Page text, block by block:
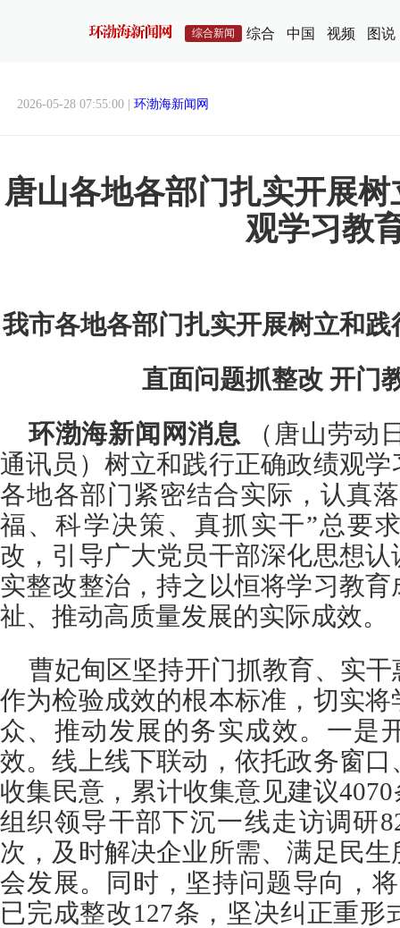
综合新闻 综合 中国 视频 图说
2026-05-28 07:55:00 | 环渤海新闻网
唐山各地各部门扎实开展
观学习教
我市各地各部门扎实开展树立和
直面问题抓整改 开门
环渤海新闻网消息 （唐山劳动
通讯员）树立和践行正确政绩观
各地各部门紧密结合实际，认真
福、科学决策、真抓实干”总要
改，引导广大党员干部深化思想
实整改整治，持之以恒将学习教
祉、推动高质量发展的实际成效。
曹妃甸区坚持开门抓教育、实
作为检验成效的根本标准，切实
众、推动发展的务实成效。一是
效。线上线下联动，依托政务窗
收集民意，累计收集意见建议
组织领导干部下沉一线走访调研
次，及时解决企业所需、满足民
会发展。同时，坚持问题导向，
已完成整改127条，坚决纠正重形